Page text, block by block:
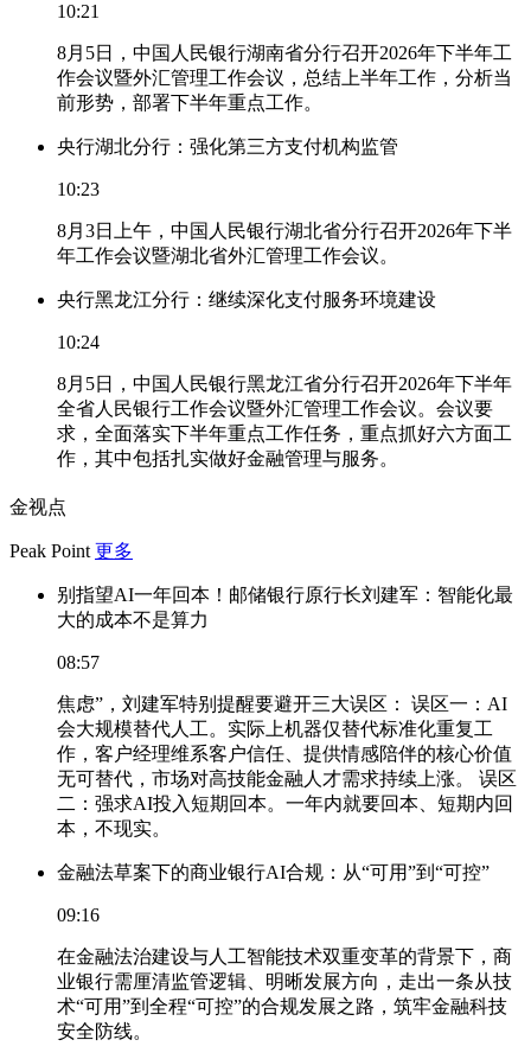
10:21
8月5日，中国人民银行湖南省分行召开2026年下半年工
作会议暨外汇管理工作会议，总结上半年工作，分析当
前形势，部署下半年重点工作。
央行湖北分行：强化第三方支付机构监管
10:23
8月3日上午，中国人民银行湖北省分行召开2026年下半
年工作会议暨湖北省外汇管理工作会议。
央行黑龙江分行：继续深化支付服务环境建设
10:24
8月5日，中国人民银行黑龙江省分行召开2026年下半年
全省人民银行工作会议暨外汇管理工作会议。会议要
求，全面落实下半年重点工作任务，重点抓好六方面工
作，其中包括扎实做好金融管理与服务。
金视点
Peak Point 更多
别指望AI一年回本！邮储银行原行长刘建军：智能化最
大的成本不是算力
08:57
焦虑”，刘建军特别提醒要避开三大误区： 误区一：AI
会大规模替代人工。实际上机器仅替代标准化重复工
作，客户经理维系客户信任、提供情感陪伴的核心价值
无可替代，市场对高技能金融人才需求持续上涨。 误区
二：强求AI投入短期回本。一年内就要回本、短期内回
本，不现实。
金融法草案下的商业银行AI合规：从“可用”到“可控”
09:16
在金融法治建设与人工智能技术双重变革的背景下，商
业银行需厘清监管逻辑、明晰发展方向，走出一条从技
术“可用”到全程“可控”的合规发展之路，筑牢金融科技
安全防线。